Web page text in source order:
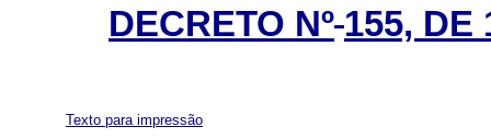
DECRETO Nº 155, DE
Texto para impressão